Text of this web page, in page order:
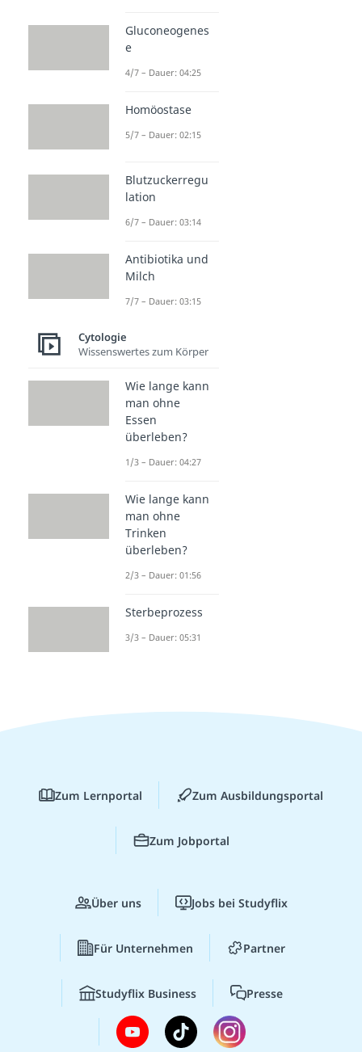
Gluconeogenes
e
4/7 – Dauer: 04:25
Homöostase
5/7 – Dauer: 02:15
Blutzuckerregu
lation
6/7 – Dauer: 03:14
Antibiotika und
Milch
7/7 – Dauer: 03:15
Cytologie
Wissenswertes zum Körper
Wie lange kann
man ohne
Essen
überleben?
1/3 – Dauer: 04:27
Wie lange kann
man ohne
Trinken
überleben?
2/3 – Dauer: 01:56
Sterbeprozess
3/3 – Dauer: 05:31
Zum Lernportal Zum Ausbildungsportal
Zum Jobportal
Über uns Jobs bei Studyflix
Für Unternehmen Partner
Studyflix Business Presse